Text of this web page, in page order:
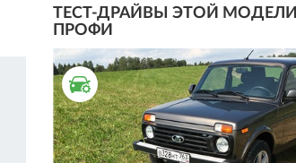
ТЕСТ-ДРАЙВЫ ЭТОЙ
ПРОФИ
ТЕСТ ДРАЙВ